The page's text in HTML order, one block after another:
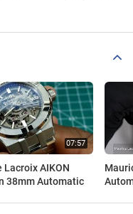
Lacroix AIKON
38mm Automatic